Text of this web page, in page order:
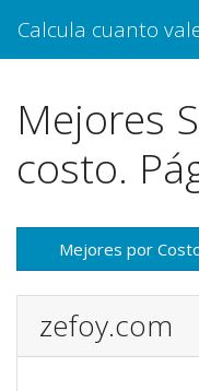
Calcula cuanto
Mejores
costo.
Mejores por
zefoy.com